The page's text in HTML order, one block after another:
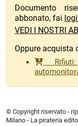
Documento
abbonato, fai
VEDI I NOSTRI
Oppure acquista
© Copyright riservato -
Milano - La pirateria